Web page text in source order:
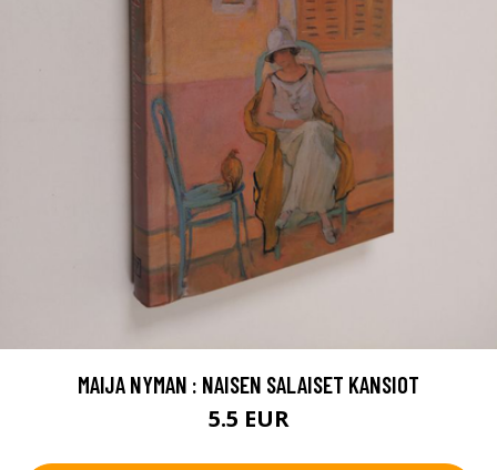
MAIJA NYMAN : NAISEN SALAISET KANSIOT
5.5 EUR